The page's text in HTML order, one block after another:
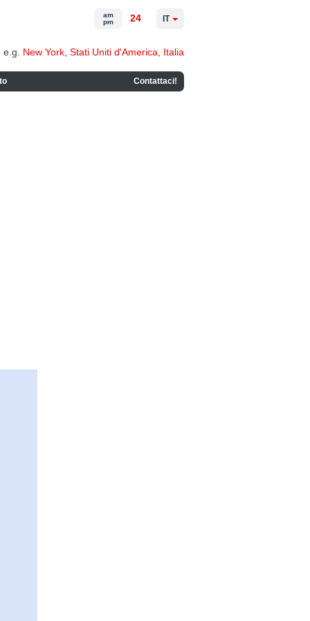
e.g. New York Stati Uniti d'America Italia
Contattaci!
am
pm
24 IT